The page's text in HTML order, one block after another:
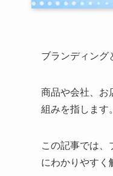
ブランディング
商品や会社、お
組みを指します。
この記事では
にわかりやすく